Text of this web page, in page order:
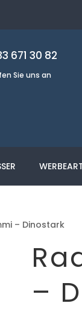
671 30 82
Sie uns an
– Dinostark
–